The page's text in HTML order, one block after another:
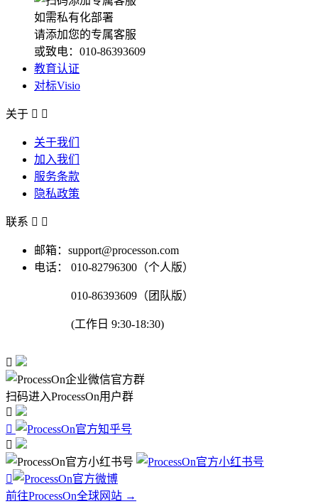
如需私有化部署
请添加您的专属客服
或致电：010-86393609
教育认证
对标Visio
关于  
关于我们
加入我们
服务条款
隐私政策
联系  
邮箱：support@processon.com
电话：
010-82796300（个人版）
010-86393609（团队版）
(工作日 9:30-18:30)

扫码进入ProcessOn用户群




前往ProcessOn全球网站 →